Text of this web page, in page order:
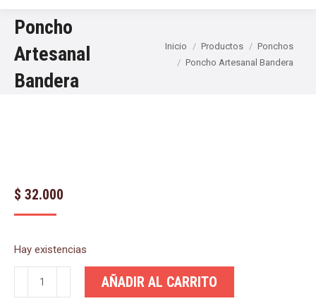
Poncho
Artesanal
Bandera
Estás aquí:
Inicio Productos
Ponchos
Poncho Artesanal Bandera
$ 32.000
Hay existencias
Poncho
Artesanal
AÑADIR AL CARRITO